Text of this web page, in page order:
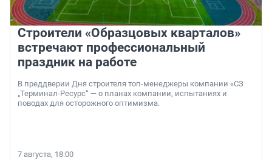
Строители «Образцовых кварталов»
встречают профессиональный
праздник на работе
В преддверии Дня строителя топ-менеджеры компании «СЗ
„Терминал-Ресурс“ — о планах компании, испытаниях и
поводах для осторожного оптимизма.
7 августа, 18:00